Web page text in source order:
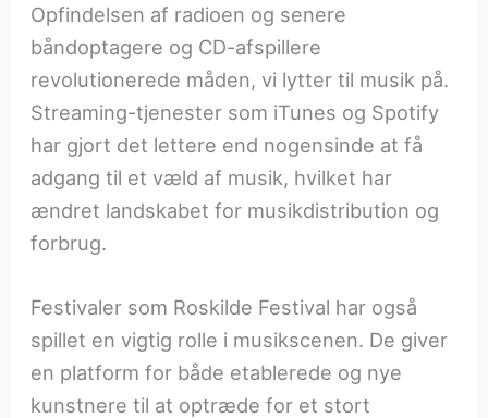
Opfindelsen af radioen og senere
båndoptagere og CD-afspillere
revolutionerede måden, vi lytter til musik på.
Streaming-tjenester som iTunes og Spotify
har gjort det lettere end nogensinde at få
adgang til et væld af musik, hvilket har
ændret landskabet for musikdistribution og
forbrug.
Festivaler som Roskilde Festival har også
spillet en vigtig rolle i musikscenen. De giver
en platform for både etablerede og nye
kunstnere til at optræde for et stort